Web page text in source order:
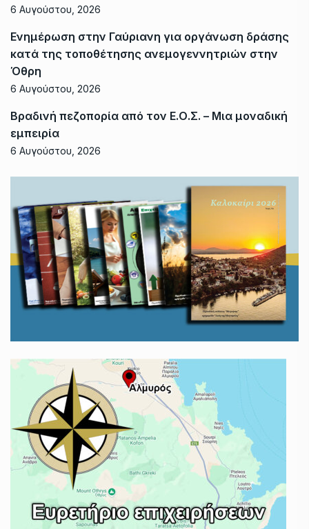
6 Αυγούστου, 2026
Ενημέρωση στην Γαύριανη για οργάνωση δράσης
κατά της τοποθέτησης ανεμογεννητριών στην
Όθρη
6 Αυγούστου, 2026
Βραδινή πεζοπορία από τον Ε.Ο.Σ. – Μια μοναδική
εμπειρία
6 Αυγούστου, 2026